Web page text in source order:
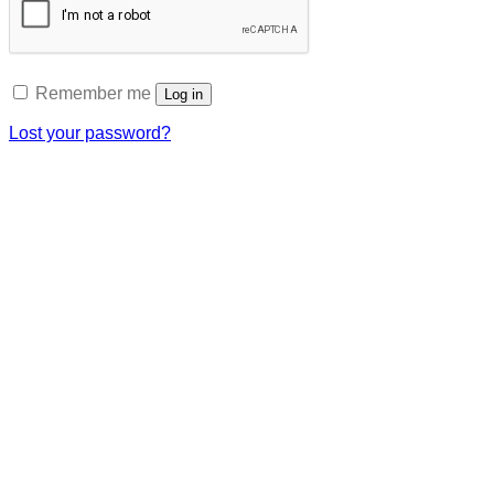
Remember me Log in
Lost your password?